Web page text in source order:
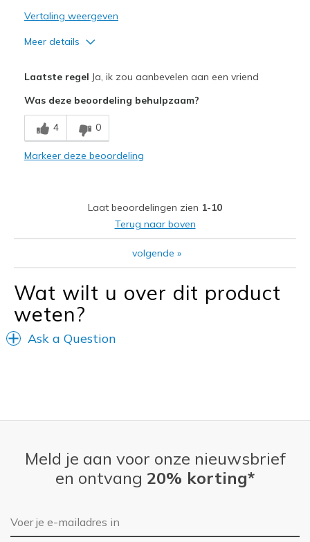
Vertaling weergeven
Meer details
Minpunten
Wear Out Quickly
Feels true to width
Sizing
Feels true to size
Shoes are for Wearing
Laatste regel Ja, ik zou aanbevelen aan een vriend
Was deze beoordeling behulpzaam?
4 0
Markeer deze beoordeling
Laat beoordelingen zien 1-10
Terug naar boven
volgende »
Wat wilt u over dit product
weten?
Ask a Question
Meld je aan voor onze nieuwsbrief
en ontvang 20% korting*
E-mailadres